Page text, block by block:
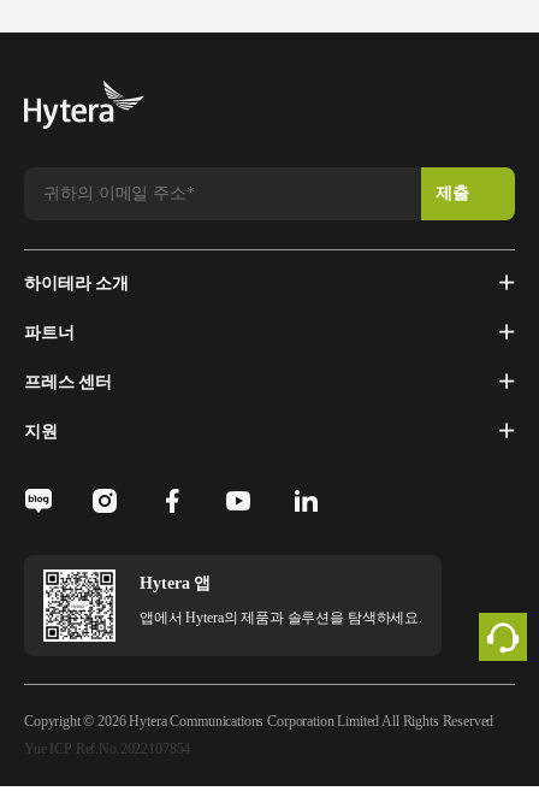
하이테라 소개
파트너
프레스 센터
지원
Hytera 앱
앱에서 Hytera의 제품과 솔루션을 탐색하세요.
Copyright © 2026 Hytera Communications Corporation Limited All Rights Reserved
Yue ICP Ref.No.2022107854